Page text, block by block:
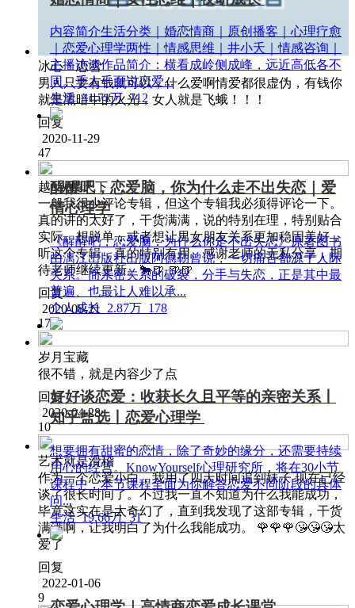
冰心丶恋雪
男人只要有钱就可以，什么爱啊情爱都很虚伪，有钱你
就是黑暗中的火光，女人就是飞蛾！！！
回复
2020-11-29
47
越0纵横天下
一般我很少评论专辑，但这个专辑我必须得评论一下。
真的讲的太好了，干货满满，说的特别在理，特别贴合
实际。想脱单，或者想让男女朋友关系更加稳固美好，
听这个专辑，真的特别有用。感谢老师的无私分享，期
待老师继续更新。🐂🍺 🍺🍺
回复
2020-08-21
17
岁月宝藏
很不错，就是内容少了点
回复
2020-04-28
10
艺术就是滑稽
作为一个恋爱小白，我用了四天时间追到妹子 现在已经
谈了很长时间了。不过我一直不知道为什么我能成功，
毕竟这实在是太奇幻了，直到我发现了这部专辑，干货
满满啊，让我明白了为什么我能成功。 🌹🌹🌹😘😘😘太
爱了
回复
2022-01-06
9
内容简介生活分类｜婚恋情商｜原创播客｜心理疗愈
｜恋爱心理学两性｜情感思维｜井小夭｜情感咨询｜
主播访谈作品简介：横看成岭侧成峰，远近高低各不
同。千人千面说恋爱...
生活 41.71万 712
醒醒吧，恋爱脑，你为什么走不出失恋｜爱
情心理学
《醒醒吧，恋爱脑：为什么你走不出失恋》原著图书
由漓江出版社出版阿德勒曾说，一切痛苦都源于人际
关系。而亲密关系的破裂，分手与失恋，正是其中最
普遍、也最让人难以承...
个人成长 2.87万 178
好好谈恋爱：收获长久且平等的亲密关系丨
知乎盐选丨恋爱心理学
想要拥有甜蜜的恋情，除了奇妙的缘分，还需要持续
用心的经营。KnowYourself心理研究所，将在30小节
课程中，本节课程全面为你解答恋爱不同阶段的具体
问...
生活 19.66万 31